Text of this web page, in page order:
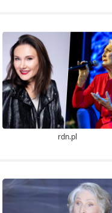
rdn.pl